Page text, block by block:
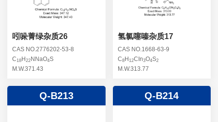
吲哚菁绿杂质26
CAS NO.2776202-53-8
C18 H 22 NNaO4S
M.W.371.43
氢氯噻嗪杂质17
CAS NO.1668-63-9
C8H 12CIn3O4S2
M.W.313.77
Q-B213 Q-B214